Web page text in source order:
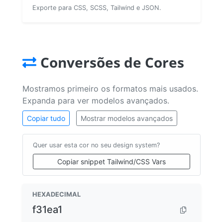
Exporte para CSS, SCSS, Tailwind e JSON.
Conversões de Cores
Mostramos primeiro os formatos mais usados.
Expanda para ver modelos avançados.
Copiar tudo Mostrar modelos avançados
Quer usar esta cor no seu design system?
Copiar snippet Tailwind/CSS Vars
HEXADECIMAL
f31ea1